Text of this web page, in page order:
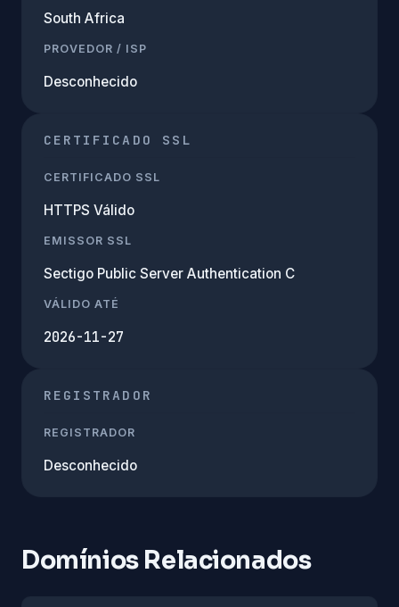
South Africa
PROVEDOR / ISP
Desconhecido
CERTIFICADO SSL
CERTIFICADO SSL
HTTPS Válido
EMISSOR SSL
Sectigo Public Server Authentication C
VÁLIDO ATÉ
2026-11-27
REGISTRADOR
REGISTRADOR
Desconhecido
Domínios Relacionados